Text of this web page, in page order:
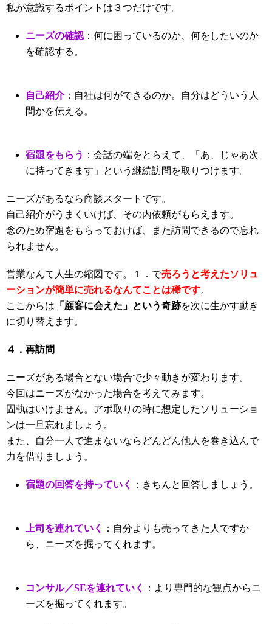
私が意識するポイントは３つだけです。
ニーズの確認 ：何に困っているのか、何をしたいのか
を確認する。
自己紹介：自社は何ができるのか。自分はどういう人
間かを伝える。
宿題をもらう ：会話の端をとらえて、「あ、じゃあ次
に持ってきます」という継続訪問を取りつけます。
ニーズがあるなら商談スタートです。
自己紹介がうまくいけば、その内依頼がもらえます。
念のため宿題をもらっておけば、また訪問できるので忘れ
られません。
営業なんて人生の縮図です。１．で売ろうと考えたソリュ
ーションが簡単に売れるなんてことは稀です。
ここからは 「顧客に会えた」という奇跡を次に生かす動き
に切り替えます。
４．再訪問
ニーズがある場合とない場合で少々動きが変わります。
今回はニーズがなかった場合を考えてみます。
固執はいけません。アポ取りの時に想定したソリューショ
ンは一旦忘れましょう。
また、自分一人で進まないならどんどん他人を巻き込んで
力を借りましょう。
宿題の回答を持っていく ：きちんと回答しましょう。
上司を連れていく
：自分よりも売ってきた人ですか
ら、ニーズを掘ってくれます。
コンサル／SEを連れていく
：より専門的な観点からニ
ーズを掘ってくれます。